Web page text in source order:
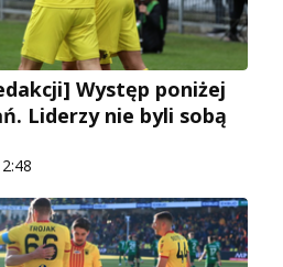
Występ poniżej
Liderzy nie byli sobą